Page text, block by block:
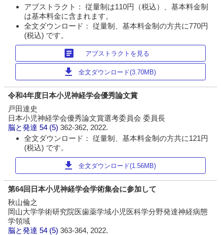
アブストラクト： 従量制は110円（税込）、基本料金制
は基本料金に含まれます。
全文ダウンロード： 従量制、基本料金制の方共に770円
(税込) です。
article アブストラクトを見る
download 全文ダウンロード(3.70MB)
令和4年度日本小児神経学会優秀論文賞
戸田達史
日本小児神経学会優秀論文賞選考委員会 委員長
脳と発達 54 (5)362-362, 2022.
全文ダウンロード： 従量制、基本料金制の方共に121円
(税込) です。
download 全文ダウンロード(1.56MB)
第64回日本小児神経学会学術集会に参加して
秋山倫之
岡山大学学術研究院医歯薬学域小児医科学分野発達神経病態
学領域
脳と発達 54 (5)363-364, 2022.